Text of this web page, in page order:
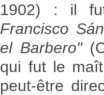
1902) : il
Francisco
el Barbero"
qui fut le
peut-être